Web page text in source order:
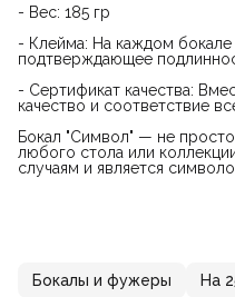
- Вес: 185 гр
- Клейма: На каждом бокале
подтверждающее
- Сертификат качества:
качество и соответствие
Бокал "Символ" — не
любого стола или
случаям и является
Бокалы и фужеры На